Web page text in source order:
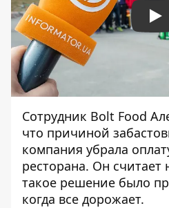
Сотрудник Bolt Food
что причиной
компания убрала
ресторана. Он
такое решение было
когда все дорожает.